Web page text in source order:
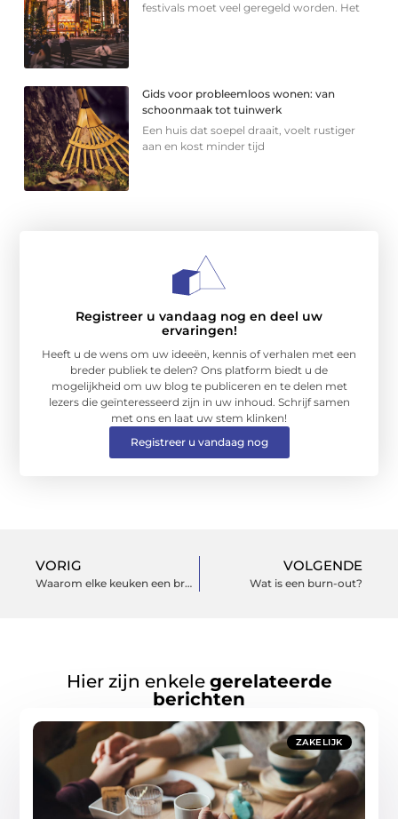
festivals moet veel geregeld worden. Het
Gids voor probleemloos wonen: van
schoonmaak tot tuinwerk
Een huis dat soepel draait, voelt rustiger
aan en kost minder tijd
Registreer u vandaag nog en deel uw
ervaringen!
Heeft u de wens om uw ideeën, kennis of verhalen met een
breder publiek te delen? Ons platform biedt u de
mogelijkheid om uw blog te publiceren en te delen met
lezers die geïnteresseerd zijn in uw inhoud. Schrijf samen
met ons en laat uw stem klinken!
Registreer u vandaag nog
VORIG
Waarom elke keuken een broodrooster moet hebben
VOLGENDE
Wat is een burn-out?
Hier zijn enkele gerelateerde
berichten
ZAKELIJK